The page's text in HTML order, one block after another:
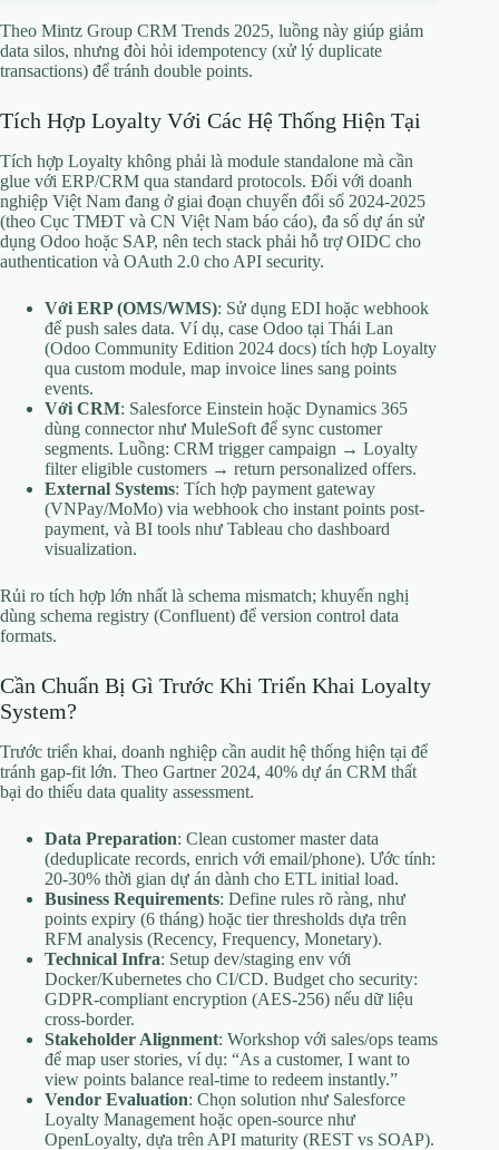
Theo Mintz Group CRM Trends 2025, luồng này giúp giảm
data silos, nhưng đòi hỏi idempotency (xử lý duplicate
transactions) để tránh double points.
Tích Hợp Loyalty Với Các Hệ Thống Hiện Tại
Tích hợp Loyalty không phải là module standalone mà cần
glue với ERP/CRM qua standard protocols. Đối với doanh
nghiệp Việt Nam đang ở giai đoạn chuyển đổi số 2024-2025
(theo Cục TMĐT và CN Việt Nam báo cáo), đa số dự án sử
dụng Odoo hoặc SAP, nên tech stack phải hỗ trợ OIDC cho
authentication và OAuth 2.0 cho API security.
Với ERP (OMS/WMS): Sử dụng EDI hoặc webhook
để push sales data. Ví dụ, case Odoo tại Thái Lan
(Odoo Community Edition 2024 docs) tích hợp Loyalty
qua custom module, map invoice lines sang points
events.
Với CRM: Salesforce Einstein hoặc Dynamics 365
dùng connector như MuleSoft để sync customer
segments. Luồng: CRM trigger campaign → Loyalty
filter eligible customers → return personalized offers.
External Systems: Tích hợp payment gateway
(VNPay/MoMo) via webhook cho instant points post-
payment, và BI tools như Tableau cho dashboard
visualization.
Rủi ro tích hợp lớn nhất là schema mismatch; khuyến nghị
dùng schema registry (Confluent) để version control data
formats.
Cần Chuẩn Bị Gì Trước Khi Triển Khai Loyalty
System?
Trước triển khai, doanh nghiệp cần audit hệ thống hiện tại để
tránh gap-fit lớn. Theo Gartner 2024, 40% dự án CRM thất
bại do thiếu data quality assessment.
Data Preparation: Clean customer master data
(deduplicate records, enrich với email/phone). Ước tính:
20-30% thời gian dự án dành cho ETL initial load.
Business Requirements: Define rules rõ ràng, như
points expiry (6 tháng) hoặc tier thresholds dựa trên
RFM analysis (Recency, Frequency, Monetary).
Technical Infra: Setup dev/staging env với
Docker/Kubernetes cho CI/CD. Budget cho security:
GDPR-compliant encryption (AES-256) nếu dữ liệu
cross-border.
Stakeholder Alignment: Workshop với sales/ops teams
để map user stories, ví dụ: “As a customer, I want to
view points balance real-time to redeem instantly.”
Vendor Evaluation: Chọn solution như Salesforce
Loyalty Management hoặc open-source như
OpenLoyalty, dựa trên API maturity (REST vs SOAP).